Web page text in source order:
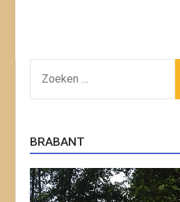
NAAR:
BRABANT